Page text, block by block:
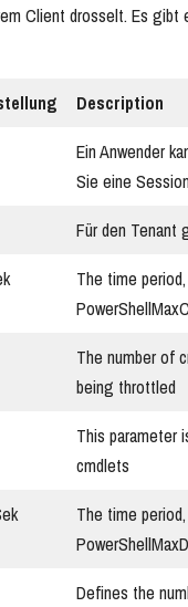
Client drosselt. Es
Description
Ein Anwender
Sie eine
Für den Tenant
The time
The number of
being throttled
This parameter
cmdlets
The time
Defines the